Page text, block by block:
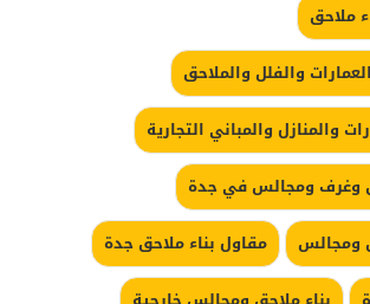
ملاحق
والفلل والملاحق
والمنازل والمباني التجارية
وغرف ومجالس في جدة
ومجالس
مقاول بناء ملاحق جدة